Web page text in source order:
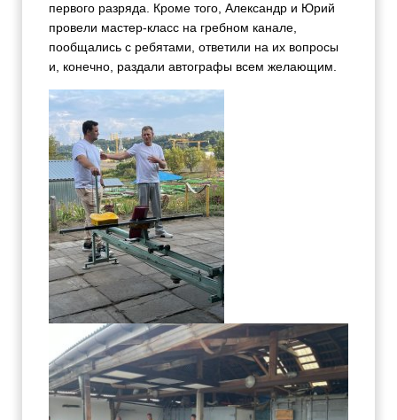
первого разряда. Кроме того, Александр и Юрий
провели мастер-класс на гребном канале,
пообщались с ребятами, ответили на их вопросы
и, конечно, раздали автографы всем желающим.